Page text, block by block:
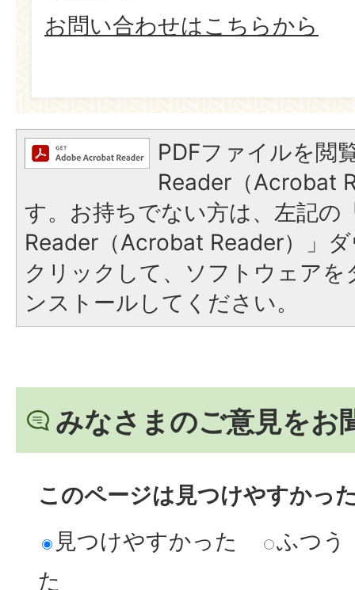
お問い合わせはこちらから
PDFファイルを閲
Reader（Acrobat
す。お持ちでない方は、左記の
Reader（Acrobat Reader）」
クリックして、ソフトウェア
ンストールしてください。
みなさまのご意見をお
このページは見つけやすかっ
見つけやすかった
ふつう
た